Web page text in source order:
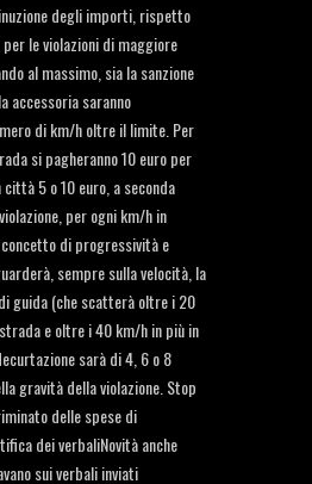
degli importi, rispetto
le violazioni di maggiore
al massimo, sia la sanzione
accessoria saranno
di km/h oltre il limite. Per
si pagheranno 10 euro per
5 o 10 euro, a seconda
per ogni km/h in
di progressività e
sempre sulla velocità, la
guida (che scatterà oltre i 20
e oltre i 40 km/h in più in
sarà di 4, 6 o 8
gravità della violazione. Stop
delle spese di
dei verbaliNovità anche
sui verbali inviati